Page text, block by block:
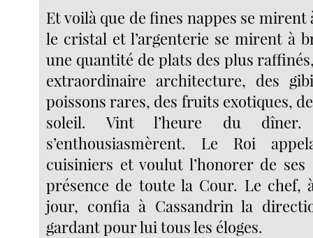
Et voilà que de fines nappes se
le cristal et l’argenterie se mirent à
une quantité de plats des plus
extraordinaire architecture, des
poissons rares, des fruits exotiques,
soleil. Vint l’heure du dîner.
s’enthousiasmèrent. Le Roi
cuisiniers et voulut l’honorer de
présence de toute la Cour. Le chef,
jour, confia à Cassandrin la
gardant pour lui tous les éloges.